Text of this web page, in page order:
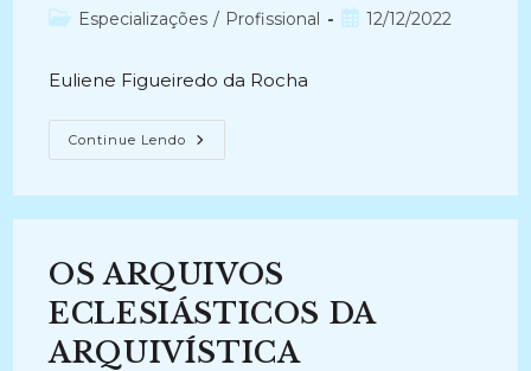
do
Categoria
Especializações / Profissional
Post12/12/2022
Euliene Figueiredo da Rocha
Continue Lendo DOCUMENTAÇÃO
RELIGIOSA
DA
IGREJA
EVANGÉLICA
CONGREGACIONAL
CONSERVADORA
DE
CAMPINA
OS ARQUIVOS
ECLESIÁSTICOS DA
ARQUIVÍSTICA